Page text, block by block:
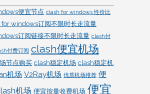
便宜节点 clash for windows 性价比
windows订阅不限时长走流量
订阅链接不限时长走流量 clash付
付费订阅 clash便宜机场
节点购买 clash稳定机场 clash稳定机
机场 V2Ray机场 优质机场推荐 便
机场 便宜按量收费机场 便宜